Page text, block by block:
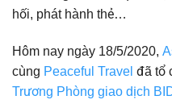
hối, phát hành thẻ…
Hôm nay ngày 18/5/2020,
cùng Peaceful Travel đã tổ
Trương Phòng giao dịch